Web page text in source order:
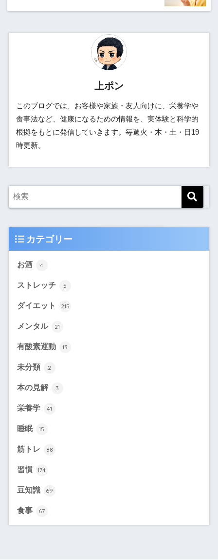
上ポン
このブログでは、お客様や家族・友人向けに、栄養学や
食事法など、健康になるための情報を、実体験と科学的
根拠をもとに発信していきます。毎週火・木・土・日19
時更新。
カテゴリー
お酒 4
ストレッチ 5
ダイエット 215
メンタル 21
有酸素運動 13
未分類 2
本の見解 3
栄養学 41
睡眠 15
筋トレ 88
習慣 174
豆知識 69
食事 67